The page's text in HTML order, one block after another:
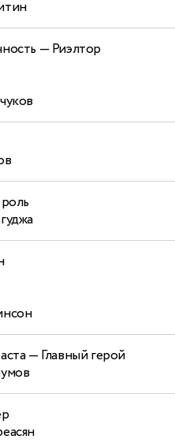
— Риэлтор
— Главный герой